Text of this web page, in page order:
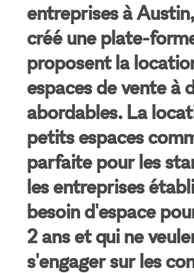
entreprises à
créé une plate-
proposent la
espaces de vente à
abordables. La
petits espaces
parfaite pour les
les entreprises
besoin d'espace
2 ans et qui ne
s'engager sur les